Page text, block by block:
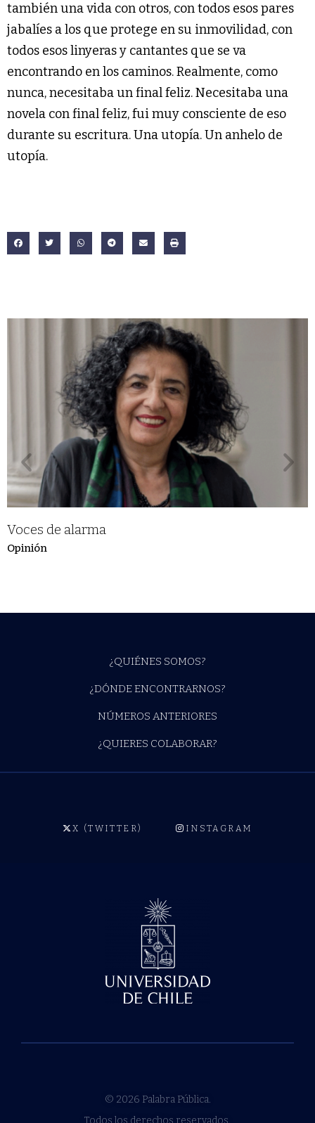
también una vida con otros, con todos esos pares
jabalíes a los que protege en su inmovilidad, con
todos esos linyeras y cantantes que se va
encontrando en los caminos. Realmente, como
nunca, necesitaba un final feliz. Necesitaba una
novela con final feliz, fui muy consciente de eso
durante su escritura. Una utopía. Un anhelo de
utopía.
Voces de alarma
Opinión
¿QUIÉNES SOMOS?
¿DÓNDE ENCONTRARNOS?
NÚMEROS ANTERIORES
¿QUIERES COLABORAR?
X (TWITTER) INSTAGRAM
© 2026 Palabra Pública.